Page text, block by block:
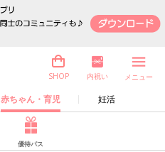
赤ちゃん・育児 妊活
SHOP 内祝い メニュー
優待パス